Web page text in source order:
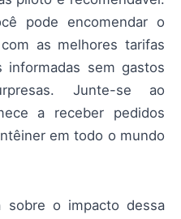
pode encomendar o
as melhores tarifas
informadas sem gastos
Junte-se ao
a receber pedidos
em todo o mundo
sobre o impacto dessa